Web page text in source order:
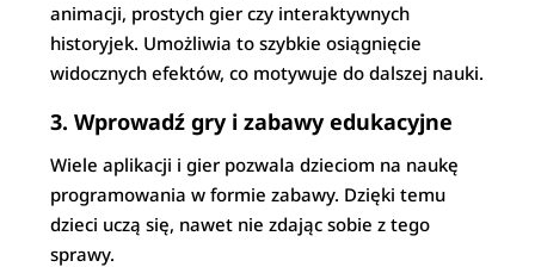
animacji, prostych gier czy interaktywnych
historyjek. Umożliwia to szybkie osiągnięcie
widocznych efektów, co motywuje do dalszej nauki.
3. Wprowadź gry i zabawy edukacyjne
Wiele aplikacji i gier pozwala dzieciom na naukę
programowania w formie zabawy. Dzięki temu
dzieci uczą się, nawet nie zdając sobie z tego
sprawy.